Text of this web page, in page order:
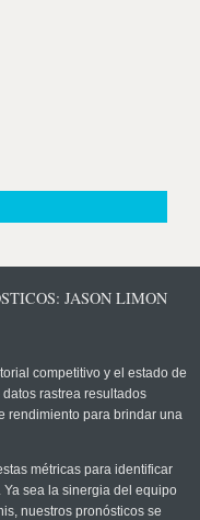
JASON LIMON
competitivo y el estado de
rastrea resultados
rendimiento para brindar una
métricas para identificar
sea la sinergia del equipo
nuestros pronósticos se